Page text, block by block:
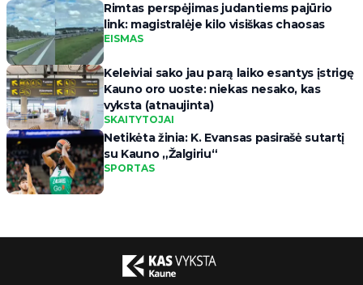
Rimtas perspėjimas judantiems pajūrio
link: magistralėje kilo visiškas chaosas
EISMAS
Keleiviai sako jau parą laiko esantys įstrigę
Kauno oro uoste: niekas nesako, kas
vyksta (atnaujinta)
SKAITYTOJAI
Netikėta žinia: K. Evansas pasirašė sutartį
su Kauno „Žalgiriu“
SPORTAS